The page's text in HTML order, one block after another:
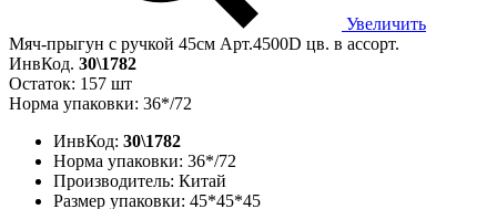
Увеличить
Мяч-прыгун с ручкой 45см Арт.4500D цв. в ассорт.
ИнвКод. 30\1782
Остаток: 157 шт
Норма упаковки: 36*/72
ИнвКод: 30\1782
Норма упаковки: 36*/72
Производитель: Китай
Размер упаковки: 45*45*45